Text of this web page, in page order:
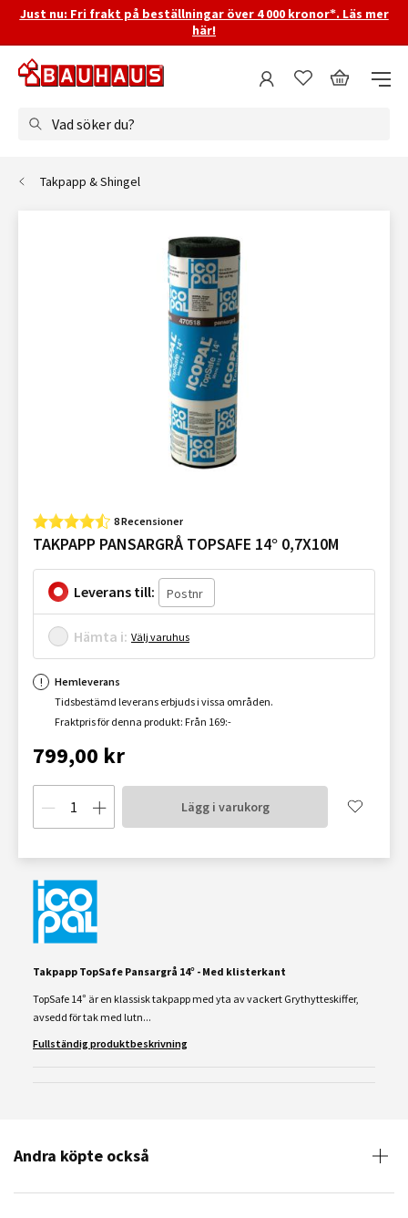
Just nu: Fri frakt på beställningar över 4 000 kronor*. Läs mer
här!
Vad söker du?
Takpapp & Shingel
8 Recensioner
TAKPAPP PANSARGRÅ TOPSAFE 14° 0,7X10M
Leverans till:
Hämta i: Välj varuhus
Hemleverans
Tidsbestämd leverans erbjuds i vissa områden.
Fraktpris för denna produkt: Från 169:-
799,00 kr
Lägg i varukorg
Takpapp TopSafe Pansargrå 14° - Med klisterkant
TopSafe 14° är en klassisk takpapp med yta av vackert Grythytteskiffer,
avsedd för tak med lutn...
Fullständig produktbeskrivning
Andra köpte också